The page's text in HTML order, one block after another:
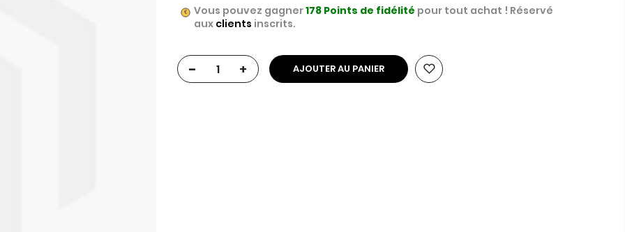
Vous pouvez gagner178 Points de fidélité pour tout achat ! Réservé
aux clients inscrits.
- + AJOUTER AU PANIER